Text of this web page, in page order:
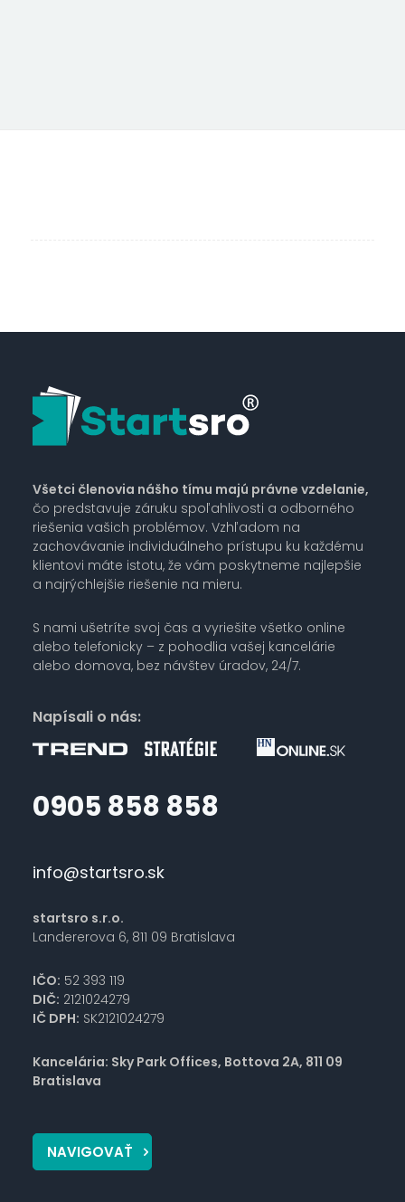
Všetci členovia nášho tímu majú právne vzdelanie,
čo predstavuje záruku spoľahlivosti a odborného
riešenia vašich problémov. Vzhľadom na
zachovávanie individuálneho prístupu ku každému
klientovi máte istotu, že vám poskytneme najlepšie
a najrýchlejšie riešenie na mieru.
S nami ušetríte svoj čas a vyriešite všetko online
alebo telefonicky – z pohodlia vašej kancelárie
alebo domova, bez návštev úradov, 24/7.
Napísali o nás:
0905 858 858
info@startsro.sk
startsro s.r.o.
Landererova 6, 811 09 Bratislava
IČO: 52 393 119
DIČ: 2121024279
IČ DPH: SK2121024279
Kancelária: Sky Park Offices, Bottova 2A, 811 09
Bratislava
NAVIGOVAŤ